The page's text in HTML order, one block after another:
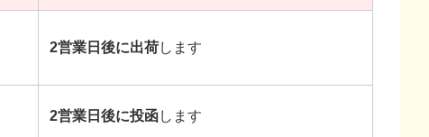
2営業日後に出荷します
2営業日後に投函します